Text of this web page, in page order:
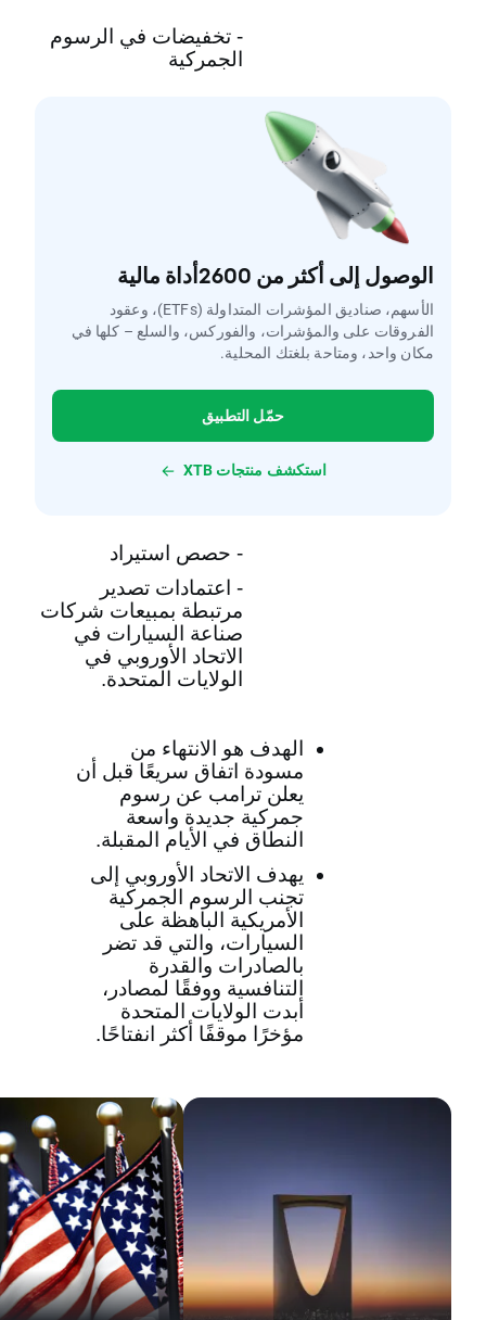
- تخفيضات في الرسوم
الجمركية
الوصول إلى أكثر من 2600أداة مالية
الأسهم، صناديق المؤشرات المتداولة (ETFs)، وعقود
الفروقات على والمؤشرات، والفوركس، والسلع – كلها في
مكان واحد، ومتاحة بلغتك المحلية.
حمّل التطبيق
استكشف منتجات XTB
- حصص استيراد
- اعتمادات تصدير
مرتبطة بمبيعات شركات
صناعة السيارات في
الاتحاد الأوروبي في
الولايات المتحدة.
الهدف هو الانتهاء من
مسودة اتفاق سريعًا قبل أن
يعلن ترامب عن رسوم
جمركية جديدة واسعة
النطاق في الأيام المقبلة.
يهدف الاتحاد الأوروبي إلى
تجنب الرسوم الجمركية
الأمريكية الباهظة على
السيارات، والتي قد تضر
بالصادرات والقدرة
التنافسية ووفقًا لمصادر،
أبدت الولايات المتحدة
مؤخرًا موقفًا أكثر انفتاحًا.